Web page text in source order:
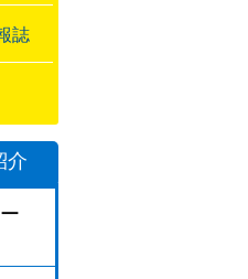
誌
介